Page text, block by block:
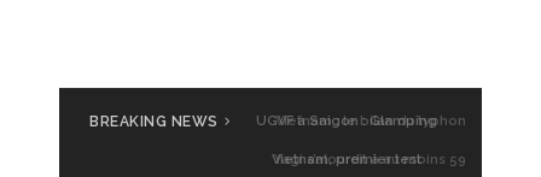
BREAKING NEWS UGVF à Saigon : Glamping
Vietnam, premier test